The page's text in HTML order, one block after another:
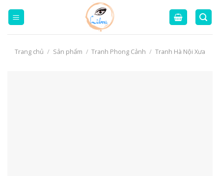
Trang chủ / Sản phẩm / Tranh Phong Cảnh / Tranh Hà Nội Xưa